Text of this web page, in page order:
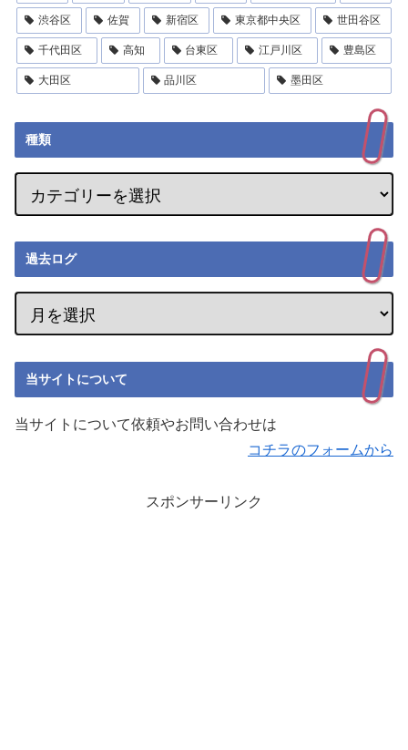
渋谷区 佐賀 新宿区 東京都中央区 世田谷区
千代田区 高知 台東区 江戸川区 豊島区
大田区 品川区 墨田区
種類
過去ログ
当サイトについて
当サイトについて依頼やお問い合わせは
コチラのフォームから
スポンサーリンク